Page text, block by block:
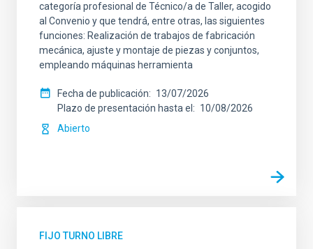
categoría profesional de Técnico/a de Taller, acogido
al Convenio y que tendrá, entre otras, las siguientes
funciones: Realización de trabajos de fabricación
mecánica, ajuste y montaje de piezas y conjuntos,
empleando máquinas herramienta
Fecha de publicación
13/07/2026
Plazo de presentación hasta el
10/08/2026
Abierto
FIJO TURNO LIBRE